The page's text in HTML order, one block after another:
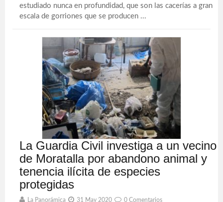
estudiado nunca en profundidad, que son las cacerías a gran
escala de gorriones que se producen ...
La Guardia Civil investiga a un vecino
de Moratalla por abandono animal y
tenencia ilícita de especies
protegidas
La Panorámica 31 May 2020 0 Comentarios